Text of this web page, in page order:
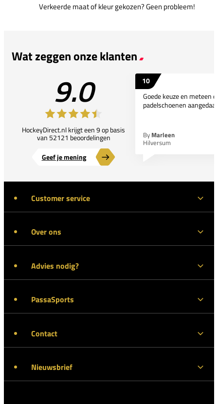
Verkeerde maat of kleur gekozen? Geen probleem!
Wat zeggen onze klanten
9.0
HockeyDirect.nl krijgt een 9 op basis
van 52121 beoordelingen
Geef je mening
10
Goede keuze en meteen
padelschoenen
By Marleen
Hilversum
Customer service
Over ons
Advies nodig?
PassaSports
Contact
Nieuwsbrief